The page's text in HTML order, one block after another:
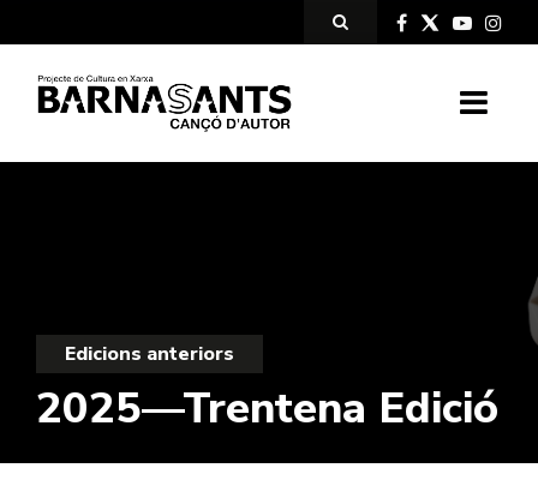
Edicions anteriors
2025—Trentena Edició